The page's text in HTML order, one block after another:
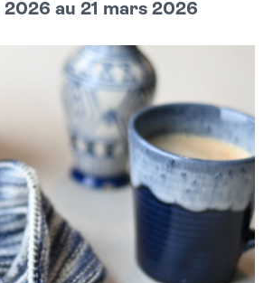
au 21 mars 2026